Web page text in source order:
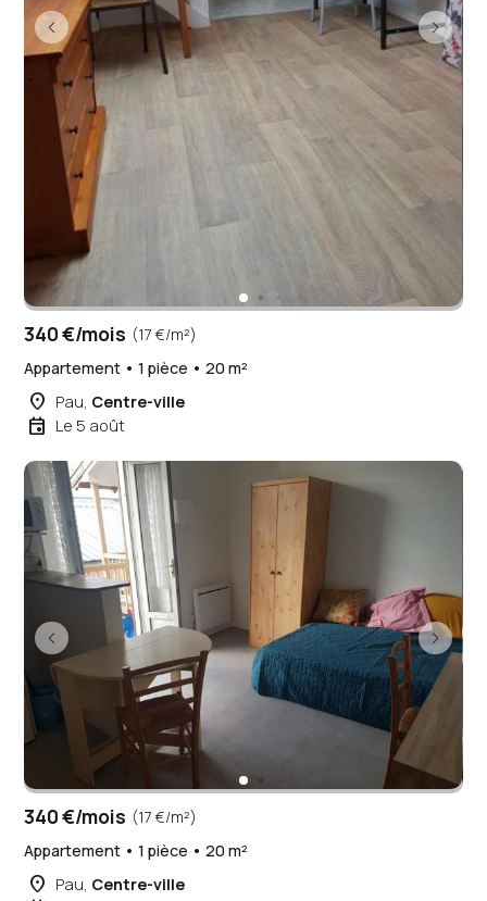
340 €/mois (17 €/m²)
Appartement • 1 pièce • 20 m²
place Pau, Centre-ville
event Le 5 août
340 €/mois (17 €/m²)
Appartement • 1 pièce • 20 m²
place Pau, Centre-ville